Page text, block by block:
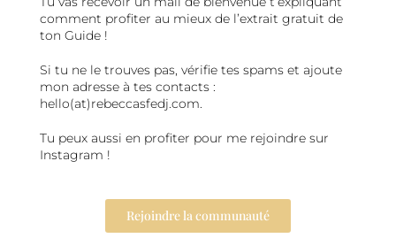
comment profiter au mieux de l’extrait gratuit de
ton Guide !
Si tu ne le trouves pas, vérifie tes spams et ajoute
mon adresse à tes contacts :
hello(at)rebeccasfedj.com.
Tu peux aussi en profiter pour me rejoindre sur
Instagram !
Rejoindre la communauté